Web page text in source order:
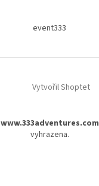
event333
Vytvořil Shoptet
www.333adventures.com
vyhrazena.